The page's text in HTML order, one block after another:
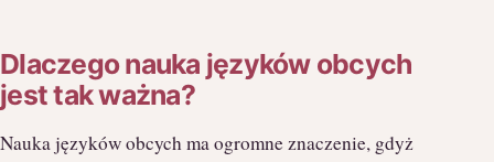
Dlaczego nauka języków obcych
jest tak ważna?
Nauka języków obcych ma ogromne znaczenie, gdyż